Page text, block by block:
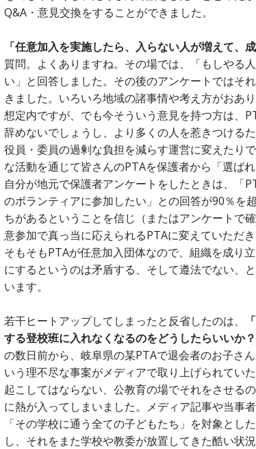
Q&A・意見交換をすることができました。
「任意加入を実施したら、入らない人が増えて、
質問。よくありますね。その場では、「もしやる
い」と回答しました。その後のアンケートではそ
きました。いろいろ地域の諸事情や考え方がおあ
想定内ですが、でも今そういう意見を持つ方は、
辞めないでしょうし、より多くの人を惹きつける
役員・委員の過剰な負担を減らす運営に変えたり
な活動を通じて皆さんのPTAを保護者から「選ば
自分が地元で保護者アンケートをしたときは、「
のボランティアに参加したい」との回答が90％を
ちがあるということを信じ（またはアンケートで
意参加で真っ当に応えられるPTAに変えていただき
そもそもPTAが任意加入団体なので、組織を成り
にするというのは矛盾する、そして遵法でない、
います。
若干ヒートアップしてしまったと反省したのは、
する登校班に入れなくなるのをどうしたらいいか？
の数日前から、岐阜県の某PTAで退会者のお子さ
いう理不尽な事案がメディアで取り上げられてい
起こしてはならない、公教育の場でそれをさせる
に熱が入ってしまいました。メディア記事や当事
「その学校に通う全ての子どもたち」を対象とし
し、それをまた学校や教委が放置してきた酷い状